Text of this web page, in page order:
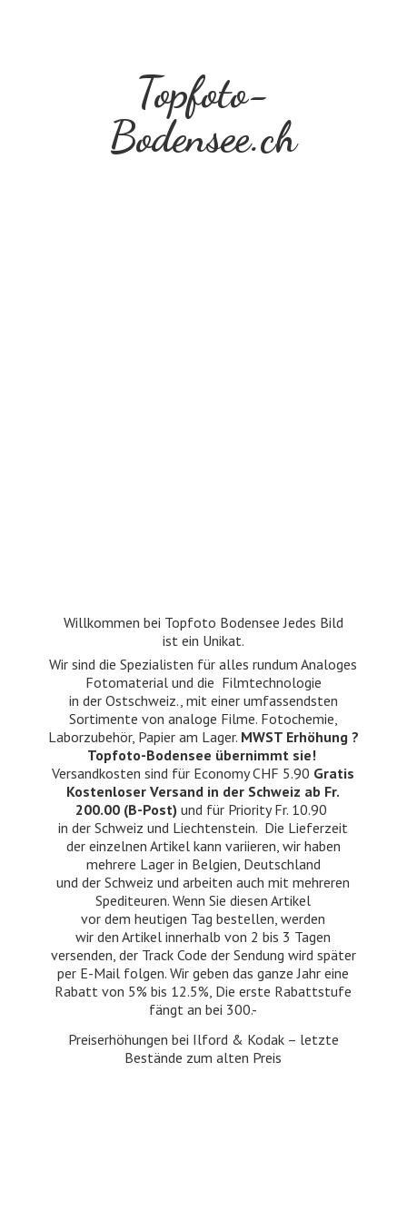
Topfoto-
Bodensee.ch
Willkommen bei Topfoto Bodensee Jedes Bild
ist ein Unikat.
Wir sind die Spezialisten für alles rundum Analoges
Fotomaterial und die Filmtechnologie
in der Ostschweiz., mit einer umfassendsten
Sortimente von analoge Filme. Fotochemie,
Laborzubehör, Papier am Lager. MWST Erhöhung ?
Topfoto-Bodensee übernimmt sie!
Versandkosten sind für Economy CHF 5.90 Gratis
Kostenloser Versand in der Schweiz ab Fr.
200.00 (B-Post) und für Priority Fr. 10.90
in der Schweiz und Liechtenstein. Die Lieferzeit
der einzelnen Artikel kann variieren, wir haben
mehrere Lager in Belgien, Deutschland
und der Schweiz und arbeiten auch mit mehreren
Spediteuren. Wenn Sie diesen Artikel
vor dem heutigen Tag bestellen, werden
wir den Artikel innerhalb von 2 bis 3 Tagen
versenden, der Track Code der Sendung wird später
per E-Mail folgen. Wir geben das ganze Jahr eine
Rabatt von 5% bis 12.5%, Die erste Rabattstufe
fängt an bei 300.-
Preiserhöhungen bei Ilford & Kodak – letzte
Bestände zumalten Preis